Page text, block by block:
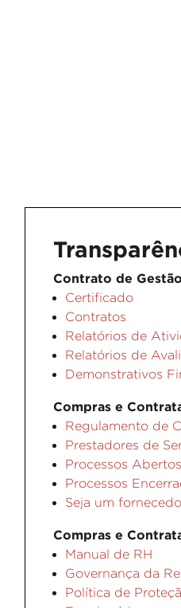
Contrato de
Certificado
Contratos
Relatórios de
Relatórios de
Demonstrativos
Compras e
Regulamento de
Prestadores de
Processos Abertos
Processos
Seja um
Compras e
Manual de RH
Governança da
Política de